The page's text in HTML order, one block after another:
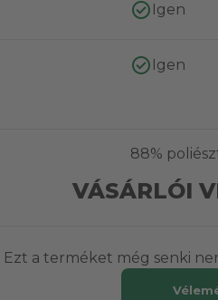
Igen
Igen
88%
VÁSÁRLÓI
Ezt a terméket még senki